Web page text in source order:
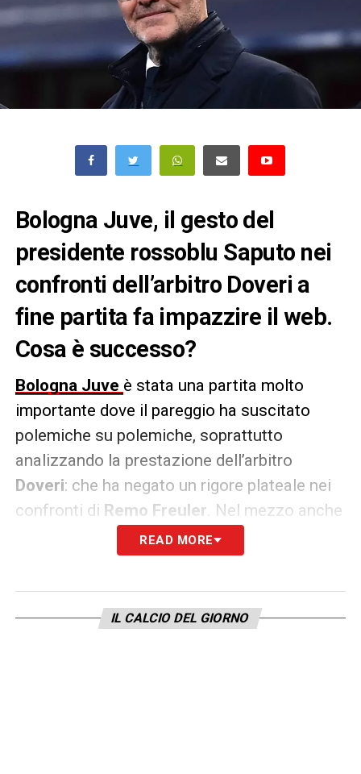
Bologna Juve, il gesto del
presidente rossoblu Saputo nei
confronti dell’arbitro Doveri a
fine partita fa impazzire il web.
Cosa è successo?
Bologna Juve è stata una partita molto
importante dove il pareggio ha suscitato
polemiche su polemiche, soprattutto
analizzando la prestazione dell’arbitro
Doveri: che ha negato un rigore plateale nei
confronti di Remo Freuler . Nel mezzo anche
un gesto che sta facendo molto impazzire il
Saputo contro Doverisi è posto con
READ MORE
IL CALCIO DEL GIORNO